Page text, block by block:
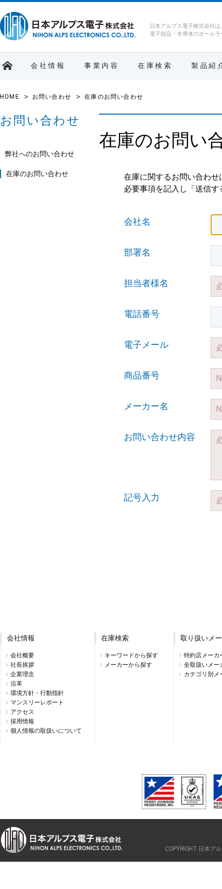
日本アルプス電子株式会社は
電子部品・半導体のオール
会社情報 事業内容 在庫検索 製品紹
HOME お問い合わせ 在庫のお問い合わせ
在庫のお問い
在庫に関するお問い合わ
必要事項を記入し「送信
会社名
部署名
担当者様名
電話番号
電子メール
商品番号
メーカー名
お問い合わせ内容
記号入力
お問い合わせ
弊社へのお問い合わせ
在庫のお問い合わせ
会社情報
会社概要
社長挨拶
企業理念
沿革
環境方針・行動指針
マンスリーレポート
アクセス
採用情報
個人情報の取扱いについて
在庫検索
キーワードから探す
メーカーから探す
取り扱いメ
特約店メーカ
全取扱いメー
カテゴリ別メ
COPYRIGHT 日本ア